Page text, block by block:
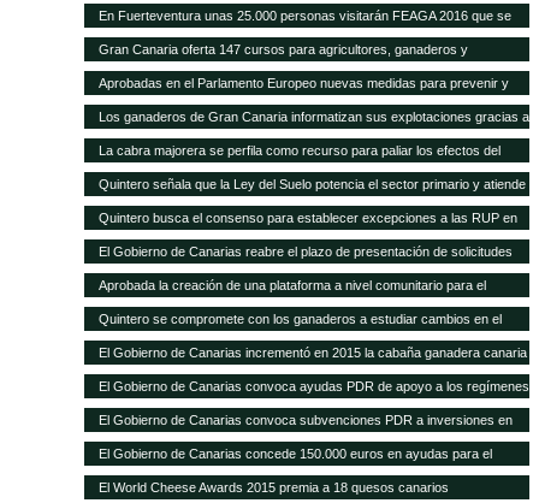
empezar a convocar las ayudas de 2015
En Fuerteventura unas 25.000 personas visitarán FEAGA 2016 que se
celebra del 21 al 24 de abril
Gran Canaria oferta 147 cursos para agricultores, ganaderos y
pescadores
Aprobadas en el Parlamento Europeo nuevas medidas para prevenir y
frenar las enfermedades animales
Los ganaderos de Gran Canaria informatizan sus explotaciones gracias a
una pionera aplicación gratuita del Cabildo
La cabra majorera se perfila como recurso para paliar los efectos del
cambio climático
Quintero señala que la Ley del Suelo potencia el sector primario y atiende
sus demandas
Quintero busca el consenso para establecer excepciones a las RUP en
los tratados internacionales
El Gobierno de Canarias reabre el plazo de presentación de solicitudes
para acogerse a las subvenciones a inversiones del PDR
Aprobada la creación de una plataforma a nivel comunitario para el
fomento del bienestar animal
Quintero se compromete con los ganaderos a estudiar cambios en el
POSEI
El Gobierno de Canarias incrementó en 2015 la cabaña ganadera canaria
con 1.297 novillas de otras ganaderías, a través de ayudas POSEI
El Gobierno de Canarias convoca ayudas PDR de apoyo a los regímenes
de calidad por valor de 353.000 euros
El Gobierno de Canarias convoca subvenciones PDR a inversiones en
explotaciones agrarias por 11 millones de euros
El Gobierno de Canarias concede 150.000 euros en ayudas para el
fomento de razas ganaderas autóctonas
El World Cheese Awards 2015 premia a 18 quesos canarios